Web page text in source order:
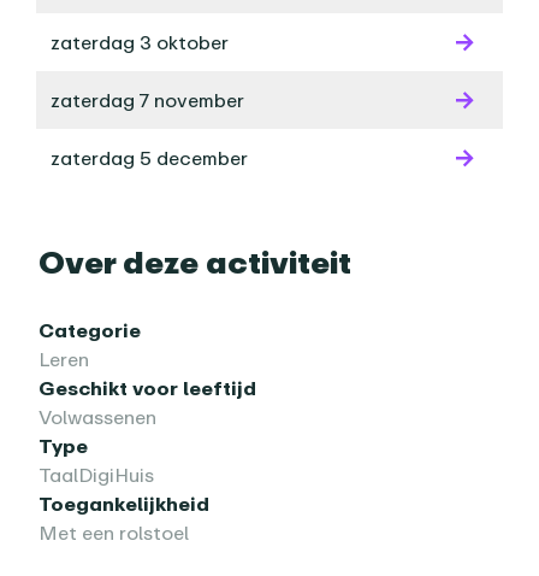
zaterdag 3 oktober
zaterdag 7 november
zaterdag 5 december
Over deze activiteit
Categorie
Leren
Geschikt voor leeftijd
Volwassenen
Type
TaalDigiHuis
Toegankelijkheid
Met een rolstoel